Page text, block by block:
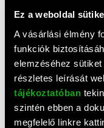
Ez a weboldal
A vásárlási élmény
funkciók
elemzéséhez
részletes leírását
tájékoztatóban
szintén ebben a
megfelelő linkre
az első!
Top